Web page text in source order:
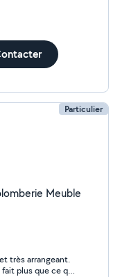
son contact et
Particulier
Meuble
très arrangeant.
fait plus que ce qui